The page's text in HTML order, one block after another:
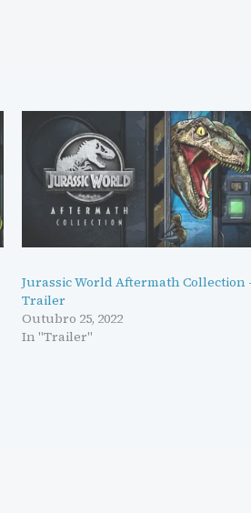
Jurassic World Aftermath Collection
Trailer
Outubro 25, 2022
In "Trailer"